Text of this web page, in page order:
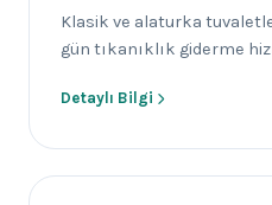
Klasik ve alaturka
gün tıkanıklık giderme
Detaylı Bilgi